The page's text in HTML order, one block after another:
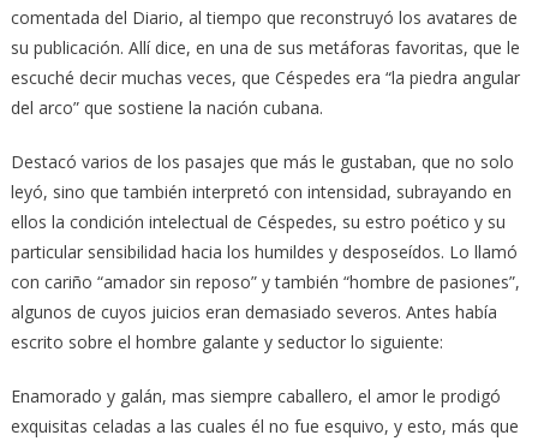
comentada del Diario, al tiempo que reconstruyó los avatares de
su publicación. Allí dice, en una de sus metáforas favoritas, que le
escuché decir muchas veces, que Céspedes era “la piedra angular
del arco” que sostiene la nación cubana.
Destacó varios de los pasajes que más le gustaban, que no solo
leyó, sino que también interpretó con intensidad, subrayando en
ellos la condición intelectual de Céspedes, su estro poético y su
particular sensibilidad hacia los humildes y desposeídos. Lo llamó
con cariño “amador sin reposo” y también “hombre de pasiones”,
algunos de cuyos juicios eran demasiado severos. Antes había
escrito sobre el hombre galante y seductor lo siguiente:
Enamorado y galán, mas siempre caballero, el amor le prodigó
exquisitas celadas a las cuales él no fue esquivo, y esto, más que